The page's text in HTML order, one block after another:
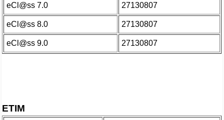
eCl@ss 7.0 27130807
eCl@ss 8.0 27130807
eCl@ss 9.0 27130807
ETIM